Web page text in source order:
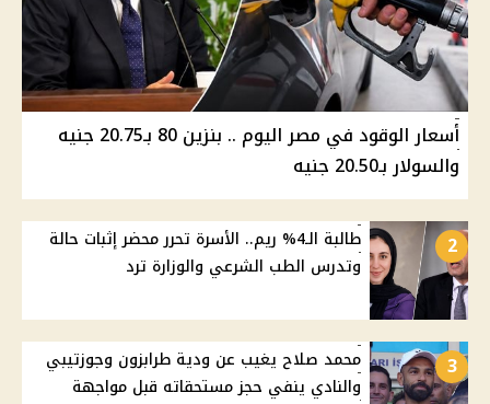
أسعار الوقود في مصر اليوم .. بنزين 80 بـ20.75 جنيه
والسولار بـ20.50 جنيه
2
طالبة الـ4% ريم.. الأسرة تحرر محضر إثبات حالة
وتدرس الطب الشرعي والوزارة ترد
3
محمد صلاح يغيب عن ودية طرابزون وجوزتيبي
والنادي ينفي حجز مستحقاته قبل مواجهة